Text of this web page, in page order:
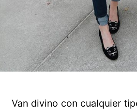
Van divino con cualquier